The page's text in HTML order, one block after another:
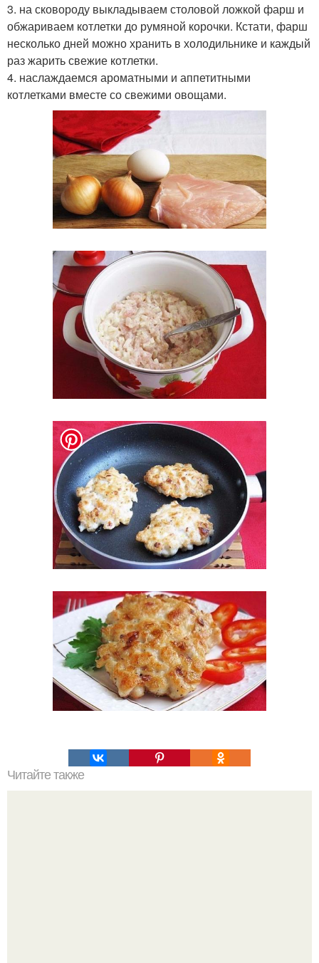
3. на сковороду выкладываем столовой ложкой фарш и
обжариваем котлетки до румяной корочки. Кстати, фарш
несколько дней можно хранить в холодильнике и каждый
раз жарить свежие котлетки.
4. наслаждаемся ароматными и аппетитными
котлетками вместе со свежими овощами.
Читайте также